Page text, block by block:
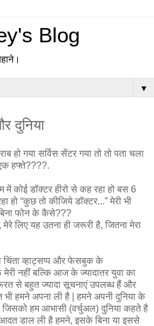
Blog
▼
दुनिया
हो गया सर्विस सेंटर गया तो तो पता चला
हफ्ते????.
में कोई डॉक्टर हीरो से कह रहा हो बस 6
हो “कुछ तो कीजिये डॉक्टर...” मेरी भी
फोन के कैसे???
, मेरे लिए यह उतना ही जरूरी है, जितना मेरा
चिंता व्हाट्सप्प और फेसबुक के
नहीं बल्कि आज के ज्यादातर युवा का
से बहुत ज्यादा सूचनाएं उपलब्ध हैं और
भी हमने अपना ली है | हमने अपनी दुनिया के
जिसको हम आभासी (वर्चुअल) दुनिया कहते है
डाल ली है हमने, इसके बिना या इससे